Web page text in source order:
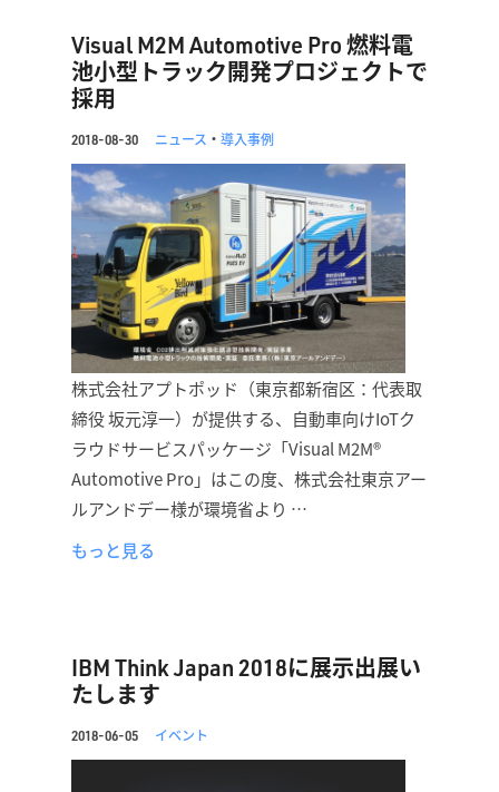
Visual M2M Automotive Pro 燃料電
池小型トラック開発プロジェクトで
採用
2018-08-30 ニュース ・ 導入事例
株式会社アプトポッド（東京都新宿区：代表取
締役 坂元淳一）が提供する、自動車向けIoTク
ラウドサービスパッケージ「Visual M2M®
Automotive Pro」はこの度、株式会社東京アー
ルアンドデー様が環境省より …
もっと見る
IBM Think Japan 2018に展示出展い
たします
2018-06-05 イベント